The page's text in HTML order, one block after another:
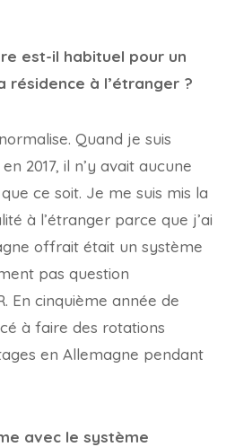
est-il habituel pour un
à l’étranger ?
Quand je suis
2017, il n’y avait aucune
ce soit. Je me suis mis la
à l’étranger parce que j’ai
offrait était un système
pas question
En cinquième année de
à faire des rotations
en Allemagne pendant
avec le système